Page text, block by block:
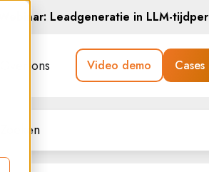
Leadgeneratie in LLM-
Over ons Video demo Cases